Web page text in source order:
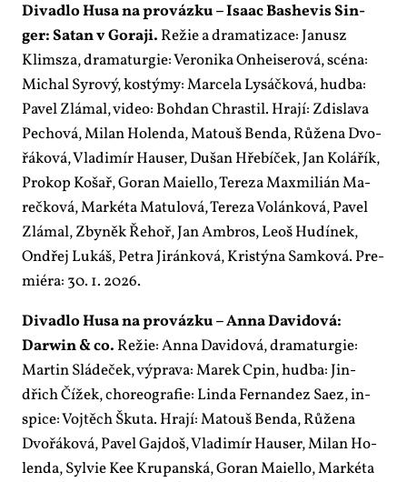
Di­va­dlo Husa na pro­váz­ku – Isa­ac Ba­she­vis Sin­
ger: Sa­tan v Go­ra­ji. Re­žie a dra­ma­ti­za­ce: Ja­nusz
Klim­sza, dra­ma­tur­gie: Ve­ro­ni­ka Onhe­i­se­ro­vá, scé­na:
Mi­chal Sy­ro­vý, kos­týmy: Mar­ce­la Ly­sáč­ko­vá, hud­ba:
Pa­vel Zlá­mal, vi­deo: Boh­dan Chras­til. Hra­jí: Zdi­sla­va
Pe­cho­vá, Mi­lan Ho­len­da, Ma­touš Ben­da, Rů­že­na Dvo­
řá­ko­vá, Vla­di­mír Hauser, Dušan Hře­bí­ček, Jan Ko­lá­řík,
Pro­kop Ko­šař, Go­ran Maiello, Te­re­za Ma­x­mi­li­án Ma­
reč­ko­vá, Mar­ké­ta Ma­tu­lo­vá, Te­re­za Vo­lán­ko­vá, Pa­vel
Zlá­mal, Zby­něk Ře­hoř, Jan Am­bros, Le­oš Hu­dí­nek,
On­dřej Lukáš, Pet­ra Ji­rán­ko­vá, Kris­tý­na Sam­ko­vá. Pre­
mi­é­ra: 30. 1. 2026.
Di­va­dlo Husa na pro­váz­ku – An­na Da­vi­do­vá:
Darwin & co. Re­žie: An­na Da­vi­do­vá, dra­ma­tur­gie:
Mar­tin Slá­de­ček, vý­pra­va: Ma­rek Cpin, hud­ba: Jin­
dřich Čí­žek, cho­re­o­gra­fie: Lin­da Fer­nan­dez Sa­ez, in­
spi­ce: Voj­těch Šku­ta. Hra­jí: Ma­touš Ben­da, Rů­že­na
Dvo­řá­ko­vá, Pa­vel Gajdoš, Vla­di­mír Hauser, Mi­lan Ho­
len­da, Syl­vie Kee Kru­pan­ská, Go­ran Maiello, Mar­ké­ta